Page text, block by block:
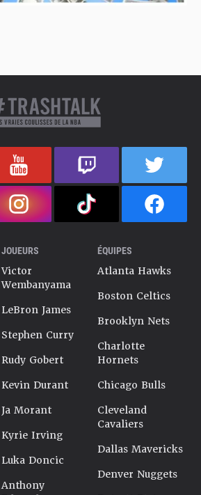
JOUEURS
Victor
Wembanyama
LeBron James
Stephen Curry
Rudy Gobert
Kevin Durant
Ja Morant
Kyrie Irving
Luka Doncic
Anthony
ÉQUIPES
Atlanta Hawks
Boston Celtics
Brooklyn Nets
Charlotte
Hornets
Chicago Bulls
Cleveland
Cavaliers
Dallas Mavericks
Denver Nuggets